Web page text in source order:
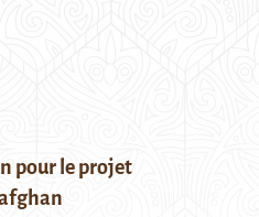
pour le projet